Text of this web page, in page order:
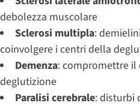
debolezza muscolare
Sclerosi multipla:
coinvolgere i centri della
Demenza: compromettre
deglutizione
Paralisi cerebrale: disturbi